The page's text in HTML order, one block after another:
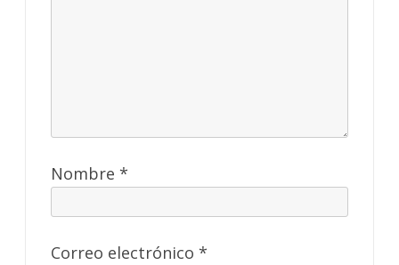
Nombre *
Correo electrónico *